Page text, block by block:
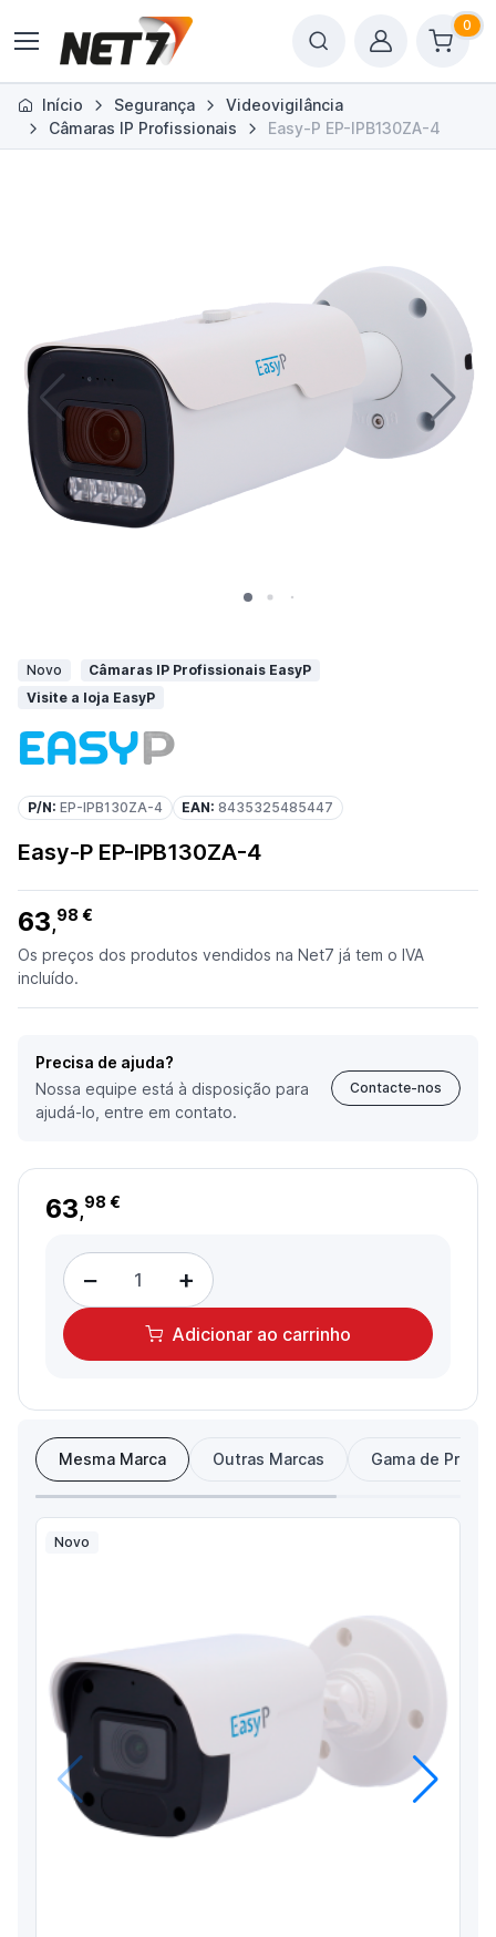
0
Início Segurança
Videovigilância
Câmaras IP Profissionais
Easy-P EP-IPB130ZA-4
Novo
Câmaras IP Profissionais EasyP
Visite a loja EasyP
P/N: EP-IPB130ZA-4 EAN: 8435325485447
Easy-P EP-IPB130ZA-4
63,98 €
Os preços dos produtos vendidos na Net7 já tem o IVA
incluído.
Precisa de ajuda?
Nossa equipe está à disposição para
ajudá-lo, entre em contato.
Contacte-nos
63,98 €
− +
Adicionar ao carrinho
Mesma Marca Outras Marcas Gama de Preço
Anterior Próximo
Novo